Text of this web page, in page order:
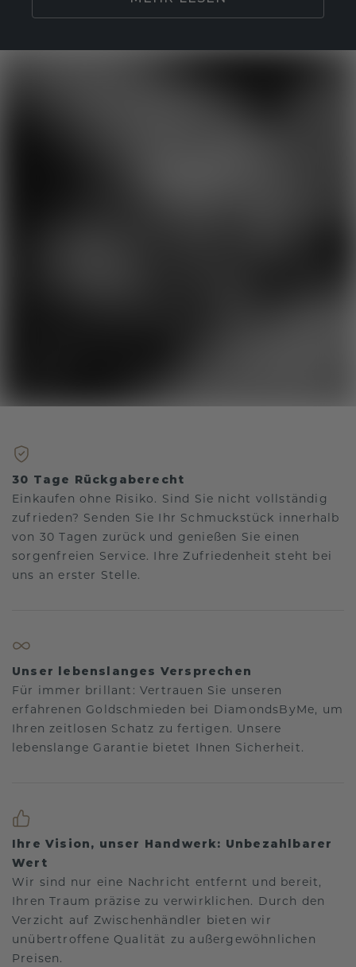
30 Tage Rückgaberecht
Einkaufen ohne Risiko. Sind Sie nicht vollständig
zufrieden? Senden Sie Ihr Schmuckstück innerhalb
von 30 Tagen zurück und genießen Sie einen
sorgenfreien Service. Ihre Zufriedenheit steht bei
uns an erster Stelle.
Unser lebenslanges Versprechen
Für immer brillant: Vertrauen Sie unseren
erfahrenen Goldschmieden bei DiamondsByMe, um
Ihren zeitlosen Schatz zu fertigen. Unsere
lebenslange Garantie bietet Ihnen Sicherheit.
Ihre Vision, unser Handwerk: Unbezahlbarer
Wert
Wir sind nur eine Nachricht entfernt und bereit,
Ihren Traum präzise zu verwirklichen. Durch den
Verzicht auf Zwischenhändler bieten wir
unübertroffene Qualität zu außergewöhnlichen
Preisen.